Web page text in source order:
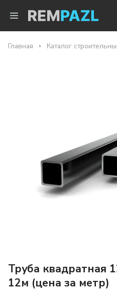
Главная Каталог
Труба квадратная
12м (цена за метр)